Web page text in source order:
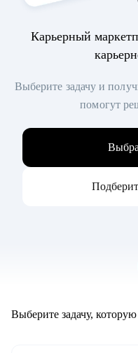
Карьерный
Выберите задачу и
помогут
Выберите задачу,